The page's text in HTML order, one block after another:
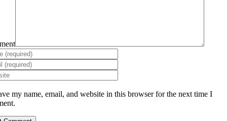
my name, email, and website in this browser for the next time I